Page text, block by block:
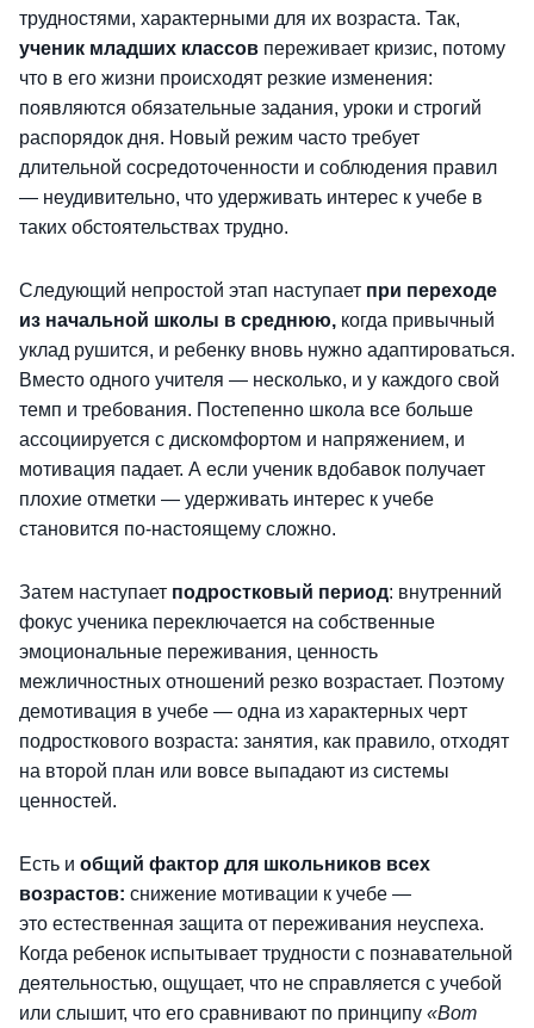
трудностями, характерными для их возраста. Так,
ученик младших классов переживает кризис, потому
что в его жизни происходят резкие изменения:
появляются обязательные задания, уроки и строгий
распорядок дня. Новый режим часто требует
длительной сосредоточенности и соблюдения правил
— неудивительно, что удерживать интерес к учебе в
таких обстоятельствах трудно.
Следующий непростой этап наступает при переходе
из начальной школы в среднюю, когда привычный
уклад рушится, и ребенку вновь нужно адаптироваться.
Вместо одного учителя — несколько, и у каждого свой
темп и требования. Постепенно школа все больше
ассоциируется с дискомфортом и напряжением, и
мотивация падает. А если ученик вдобавок получает
плохие отметки — удерживать интерес к учебе
становится по-настоящему сложно.
Затем наступает подростковый период: внутренний
фокус ученика переключается на собственные
эмоциональные переживания, ценность
межличностных отношений резко возрастает. Поэтому
демотивация в учебе — одна из характерных черт
подросткового возраста: занятия, как правило, отходят
на второй план или вовсе выпадают из системы
ценностей.
Есть и общий фактор для школьников всех
возрастов: снижение мотивации к учебе —
это естественная защита от переживания неуспеха.
Когда ребенок испытывает трудности с познавательной
деятельностью, ощущает, что не справляется с учебой
или слышит, что его сравнивают по принципу «Вот